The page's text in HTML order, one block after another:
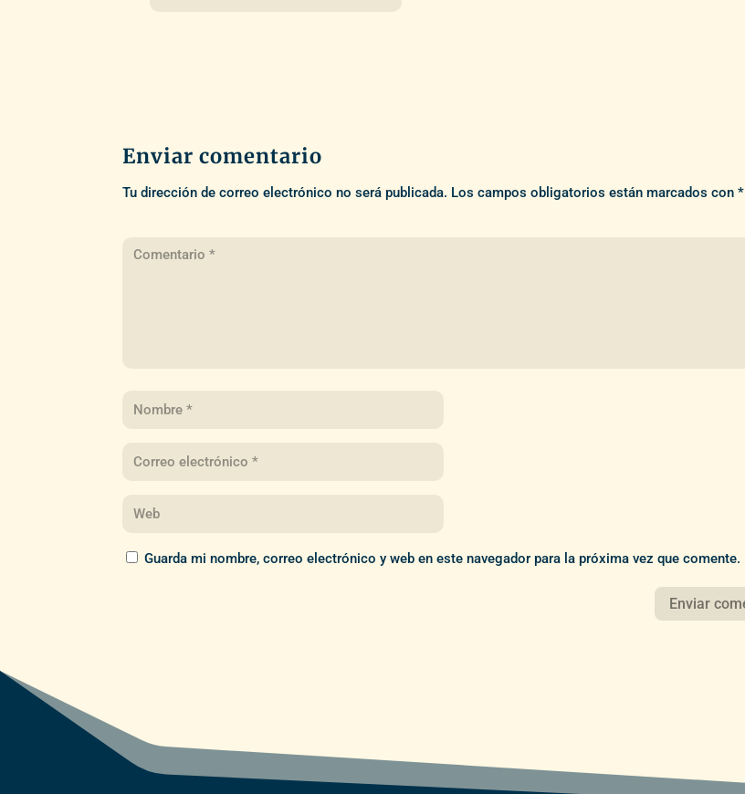
Enviar comentario
Tu dirección de correo electrónico no será publicada. Los campos obligatorios están marcados con*
Guarda mi nombre, correo electrónico y web en este navegador para la próxima vez que comente.